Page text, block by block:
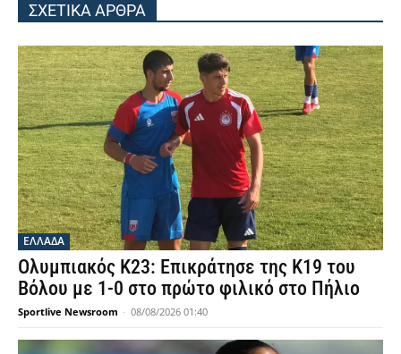
ΣΧΕΤΙΚΑ ΑΡΘΡΑ
ΕΛΛΑΔΑ
Ολυμπιακός Κ23: Επικράτησε της Κ19 του
Βόλου με 1-0 στο πρώτο φιλικό στο Πήλιο
Sportlive Newsroom - 08/08/2026 01:40